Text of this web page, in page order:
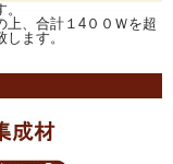
い。
額訂正をして、ご案内い
上、合計１4００Ｗを超
ます。